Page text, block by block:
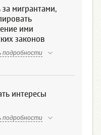
за мигрантами,
ими
законов
подробности
интересы
подробности